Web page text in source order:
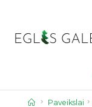
content
Home
Paveikslai